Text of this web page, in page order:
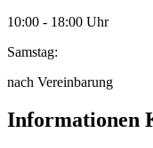
10:00 - 18:00 Uhr
Samstag:
nach Vereinbarung
Informationen